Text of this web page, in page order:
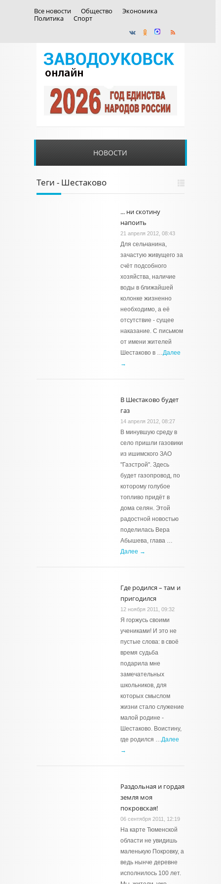
Все новости Общество
Экономика
Политика
Спорт
НОВОСТИ
Теги - Шестаково
... ни скотину
напоить
21 апреля 2012, 08:43
Для сельчанина,
зачастую живущего за
счёт подсобного
хозяйства, наличие
воды в ближайшей
колонке жизненно
необходимо, а её
отсутствие - сущее
наказание. С письмом
от имени жителей
Шестаково в …Далее
→
В Шестаково будет
газ
14 апреля 2012, 08:27
В минувшую среду в
село пришли газовики
из ишимского ЗАО
"Газстрой". Здесь
будет газопровод, по
которому голубое
топливо придёт в
дома селян. Этой
радостной новостью
поделилась Вера
Абышева, глава …
Далее →
Где родился – там и
пригодился
12 ноября 2011, 09:32
Я горжусь своими
учениками! И это не
пустые слова: в своё
время судьба
подарила мне
замечательных
школьников, для
которых смыслом
жизни стало служение
малой родине -
Шестаково. Воистину,
где родился …Далее
→
Раздольная и гордая
земля моя
покровская!
06 сентября 2011, 12:19
На карте Тюменской
области не увидишь
маленькую Покровку, а
ведь нынче деревне
исполнилось 100 лет.